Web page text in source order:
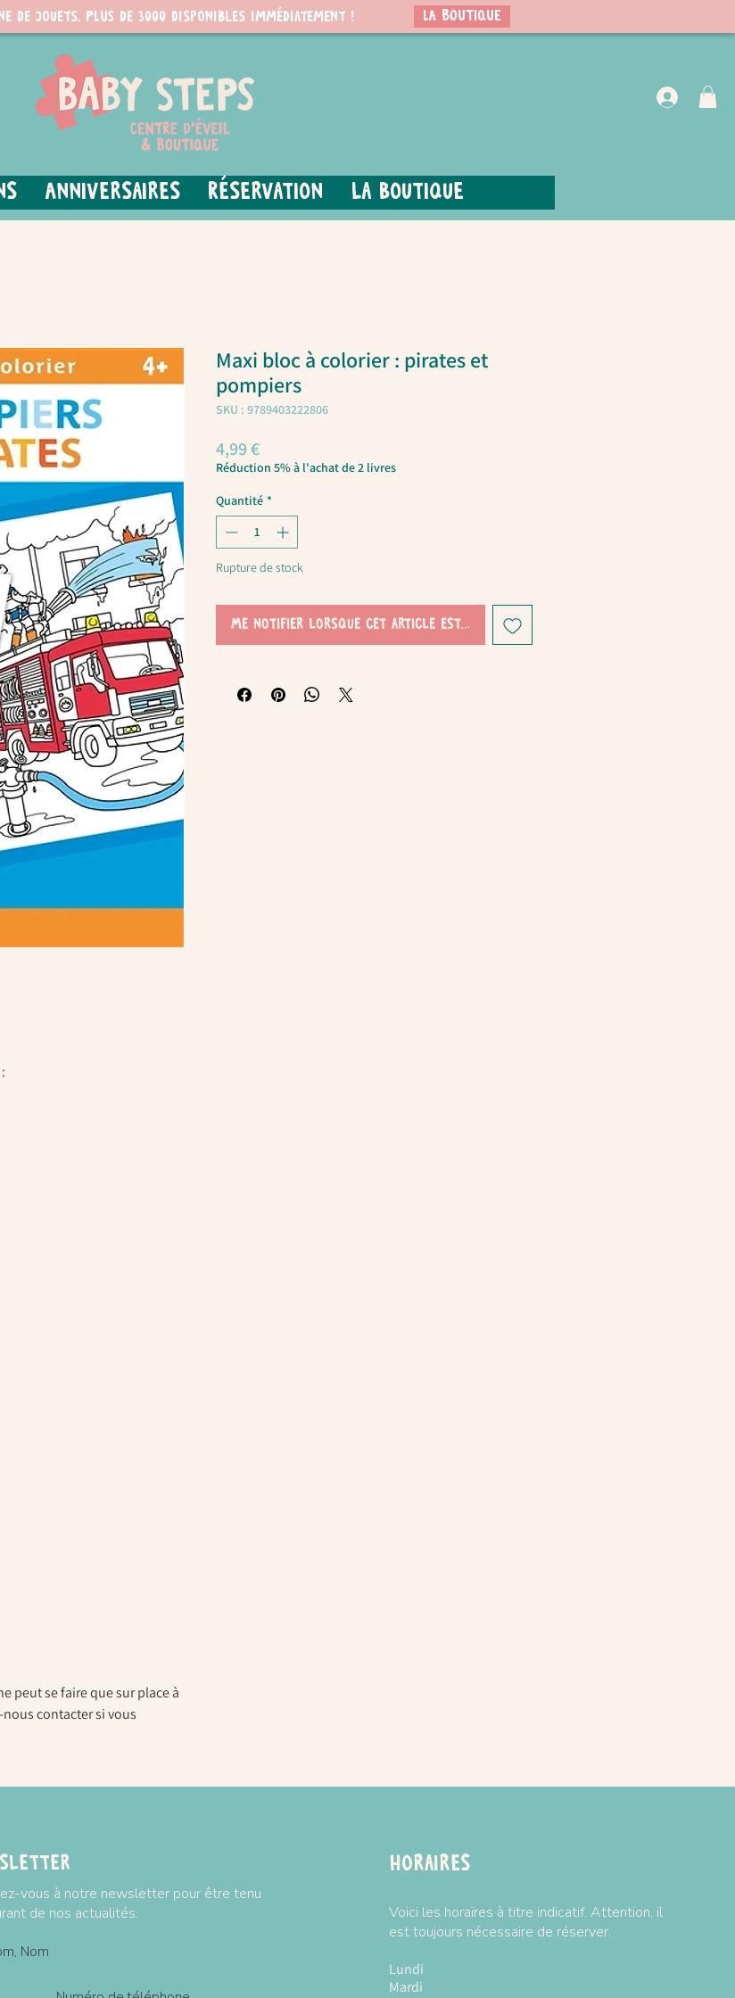
jouets. PLUS de 3000 disponibles immédiatement ! LA BOUTIQUE
Anniversaires Réservation La boutique
peut se faire que sur place à
contacter si vous
Maxi bloc à colorier : pirates et
pompiers
SKU : 9789403222806
4,99 €Prix
Réduction 5% à l'achat de 2 livres
Quantité *
Rupture de stock
Me notifier lorsque cet article est disponible
vous à notre newsletter pour être tenu
de nos actualités.
Horaires
Voici les horaires à titre indicatif. Attention, il
est toujours nécessaire de réserver.
Lundi
Mardi